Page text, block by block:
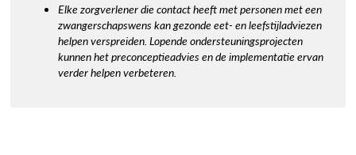
Elke zorgverlener die contact heeft met personen met een
zwangerschapswens kan gezonde eet- en leefstijladviezen
helpen verspreiden. Lopende ondersteuningsprojecten
kunnen het preconceptieadvies en de implementatie ervan
verder helpen verbeteren.